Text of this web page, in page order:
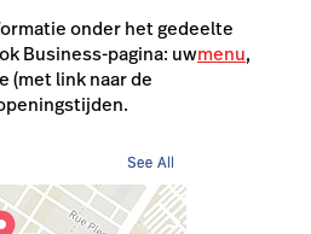
onder het gedeelte
Business-pagina: uwmenu,
(met link naar de